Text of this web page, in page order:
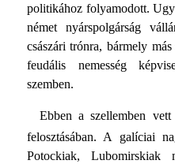
politikához folyamodott.
német nyárspolgárság
császári trónra, bármely
feudális nemesség
szemben.
Ebben a szellemben
felosztásában. A galíciai
Potockiak, Lubomirskiak